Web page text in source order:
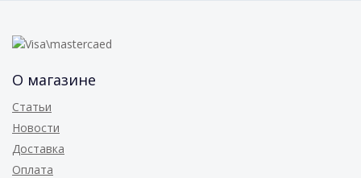
О магазине
Статьи
Новости
Доставка
Оплата